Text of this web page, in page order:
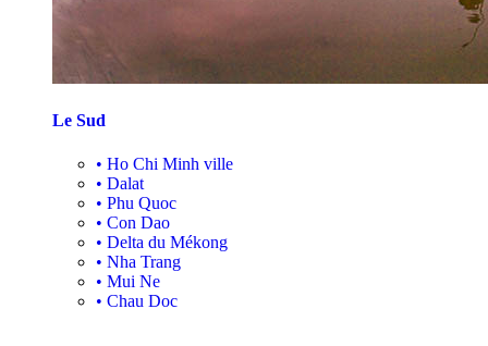
Le Sud
• Ho Chi Minh ville
• Dalat
• Phu Quoc
• Con Dao
• Delta du Mékong
• Nha Trang
• Mui Ne
• Chau Doc